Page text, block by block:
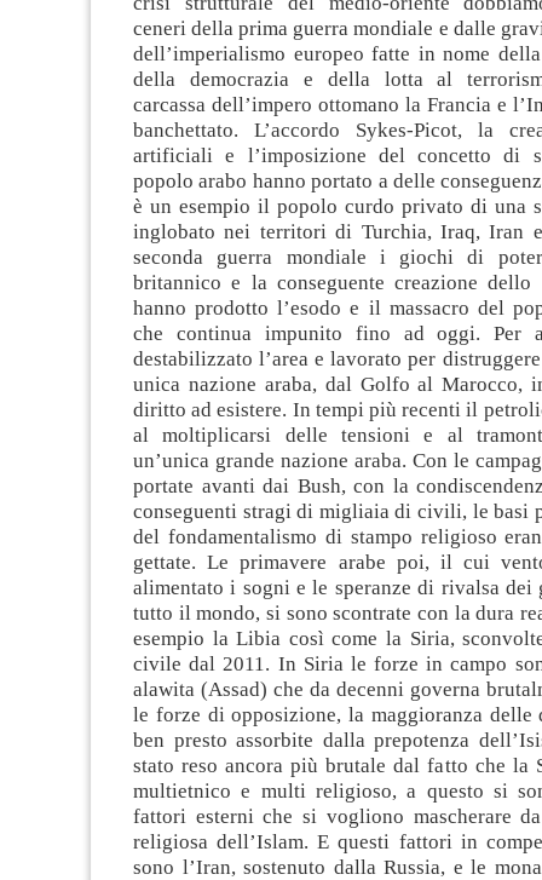
ceneri della prima guerra mondiale e dalle
dell’imperialismo europeo fatte in nome
della democrazia e della lotta al
carcassa dell’impero ottomano la Francia e
banchettato. L’accordo Sykes-Picot, la
artificiali e l’imposizione del concetto di
popolo arabo hanno portato a delle
è un esempio il popolo curdo privato di una
inglobato nei territori di Turchia, Iraq, Iran
seconda guerra mondiale i giochi di
britannico e la conseguente creazione
hanno prodotto l’esodo e il massacro del
che continua impunito fino ad oggi. Per
destabilizzato l’area e lavorato per
unica nazione araba, dal Golfo al Marocco,
diritto ad esistere. In tempi più recenti il
al moltiplicarsi delle tensioni e al
un’unica grande nazione araba. Con le
portate avanti dai Bush, con la
conseguenti stragi di migliaia di civili, le basi
del fondamentalismo di stampo religioso
gettate. Le primavere arabe poi, il cui
alimentato i sogni e le speranze di rivalsa
tutto il mondo, si sono scontrate con la dura
esempio la Libia così come la Siria,
civile dal 2011. In Siria le forze in campo
alawita (Assad) che da decenni governa
le forze di opposizione, la maggioranza delle
ben presto assorbite dalla prepotenza
stato reso ancora più brutale dal fatto che la
multietnico e multi religioso, a questo si
fattori esterni che si vogliono mascherare
religiosa dell’Islam. E questi fattori in
sono l’Iran, sostenuto dalla Russia, e le